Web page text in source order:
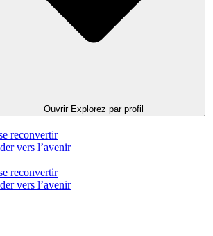
Ouvrir Explorez par profil
reconvertir
vers l’avenir
reconvertir
vers l’avenir